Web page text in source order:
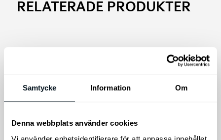
Samtycke Information Om
Denna webbplats använder cookies
Vi använder enhetsidentifierare för att anpassa innehållet
RELATERADE PRODUKTER
Kia Nödhammare